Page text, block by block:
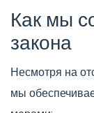
Как мы
закона
Несмотря на
мы